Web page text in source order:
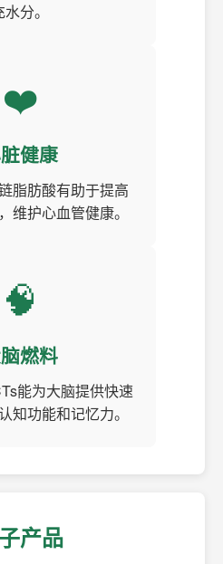
水分。
❤️
健康
脂肪酸有助于提高
维护心血管健康。
🧠
燃料
能为大脑提供快速
知功能和记忆力。
产品